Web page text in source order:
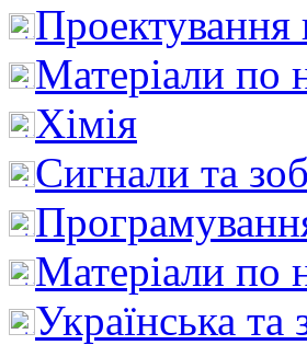
Проектування
Матеріали по
Хімія
Сигнали та
Матеріали по
Українська та